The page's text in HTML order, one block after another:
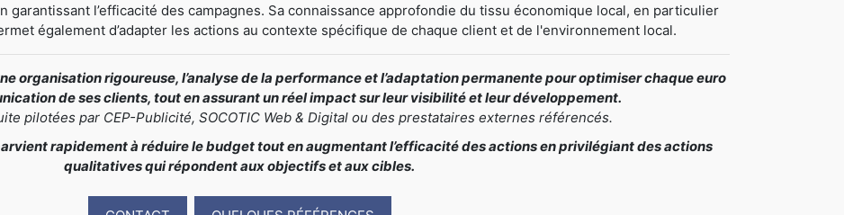
l’efficacité des campagnes. Sa connaissance approfondie du tissu économique local, en particulier
également d’adapter les actions au contexte spécifique de chaque client et de l'environnement local.
organisation rigoureuse, l’analyse de la performance et l’adaptation permanente pour optimiser chaque euro
de ses clients, tout en assurant un réel impact sur leur visibilité et leur développement.
pilotées par CEP-Publicité, SOCOTIC Web & Digital ou des prestataires externes référencés.
rapidement à réduire le budget tout en augmentant l’efficacité des actions en privilégiant des actions
qualitatives qui répondent aux objectifs et aux cibles.